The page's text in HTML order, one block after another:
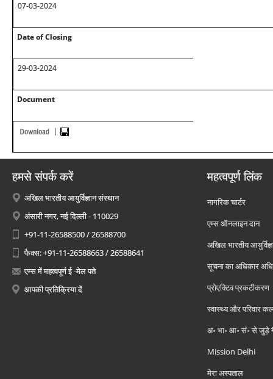
07-03-2024
Date of Closing
29-03-2024
Document
हमसे संपर्क करें
अखिल भारतीय आयुर्विज्ञान संस्थान
अंसारी नगर, नई दिल्ली - 110029
+91-11-26588500 / 26588700
फैक्स: +91-11-26588663 / 26588641
एम्स में महत्वपूर्ण ई -मेल पते
आपकी प्रतिक्रिया दें
महत्वपूर्ण लिंक
नागरिक चार्टर
एम्स ऑनलाइन दान
अखिल भारतीय
सूचना का अधिकार
प्रोएक्टिव प्रकटीकरण
स्वास्थ्य और परिवार
अ॰ भा॰ आ॰ सं॰ से जुड़े
Mission Delhi
मेरा अस्पताल